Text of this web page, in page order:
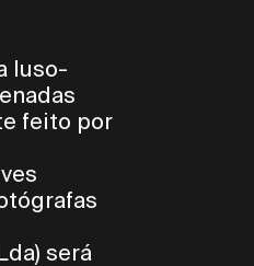
luso-
feito por
será